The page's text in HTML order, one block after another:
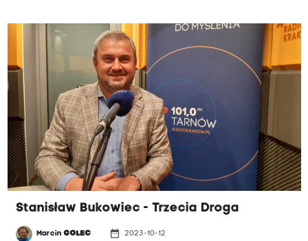
Stanisław Bukowiec - Trzecia Droga
MarcinGOLEC date_range 2023-10-12